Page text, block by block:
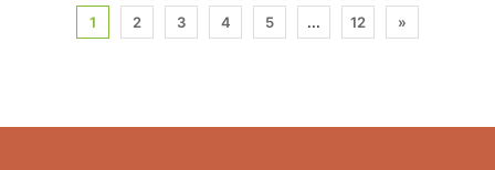
1 2 3 4 5 ... 12 »